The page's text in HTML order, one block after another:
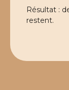
Résultat :
restent.